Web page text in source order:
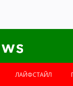
ЛАЙФСТАЙЛ